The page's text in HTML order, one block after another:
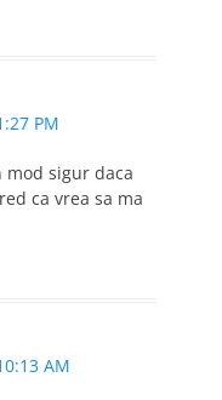
PM
sigur daca
ca vrea sa ma
AM